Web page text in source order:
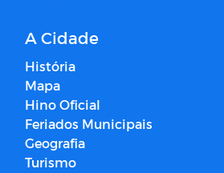
A Cidade
História
Mapa
Hino Oficial
Feriados Municipais
Geografia
Turismo